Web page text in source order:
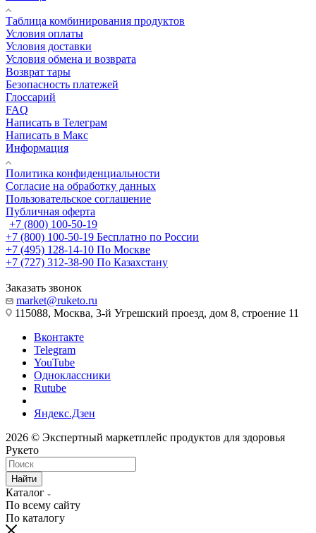
Таблица комбинирования продуктов
Условия оплаты
Условия доставки
Условия обмена и возврата
Возврат тары
Безопасность платежей
Глоссарий
FAQ
Написать в Телеграм
Написать в Макс
Информация
Политика конфиденциальности
Согласие на обработку данных
Пользовательское соглашение
Публичная оферта
+7 (800) 100-50-19
+7 (800) 100-50-19 Бесплатно по России
+7 (495) 128-14-10 По Москве
+7 (727) 312-38-90 По Казахстану
Заказать звонок
market@ruketo.ru
115088, Москва, 3-й Угрешский проезд, дом 8, строение 11
Вконтакте
Telegram
YouTube
Одноклассники
Rutube
Яндекс.Дзен
2026 © Экспертный маркетплейс продуктов для здоровья
Рукето
Найти
Каталог
По всему сайту
По каталогу